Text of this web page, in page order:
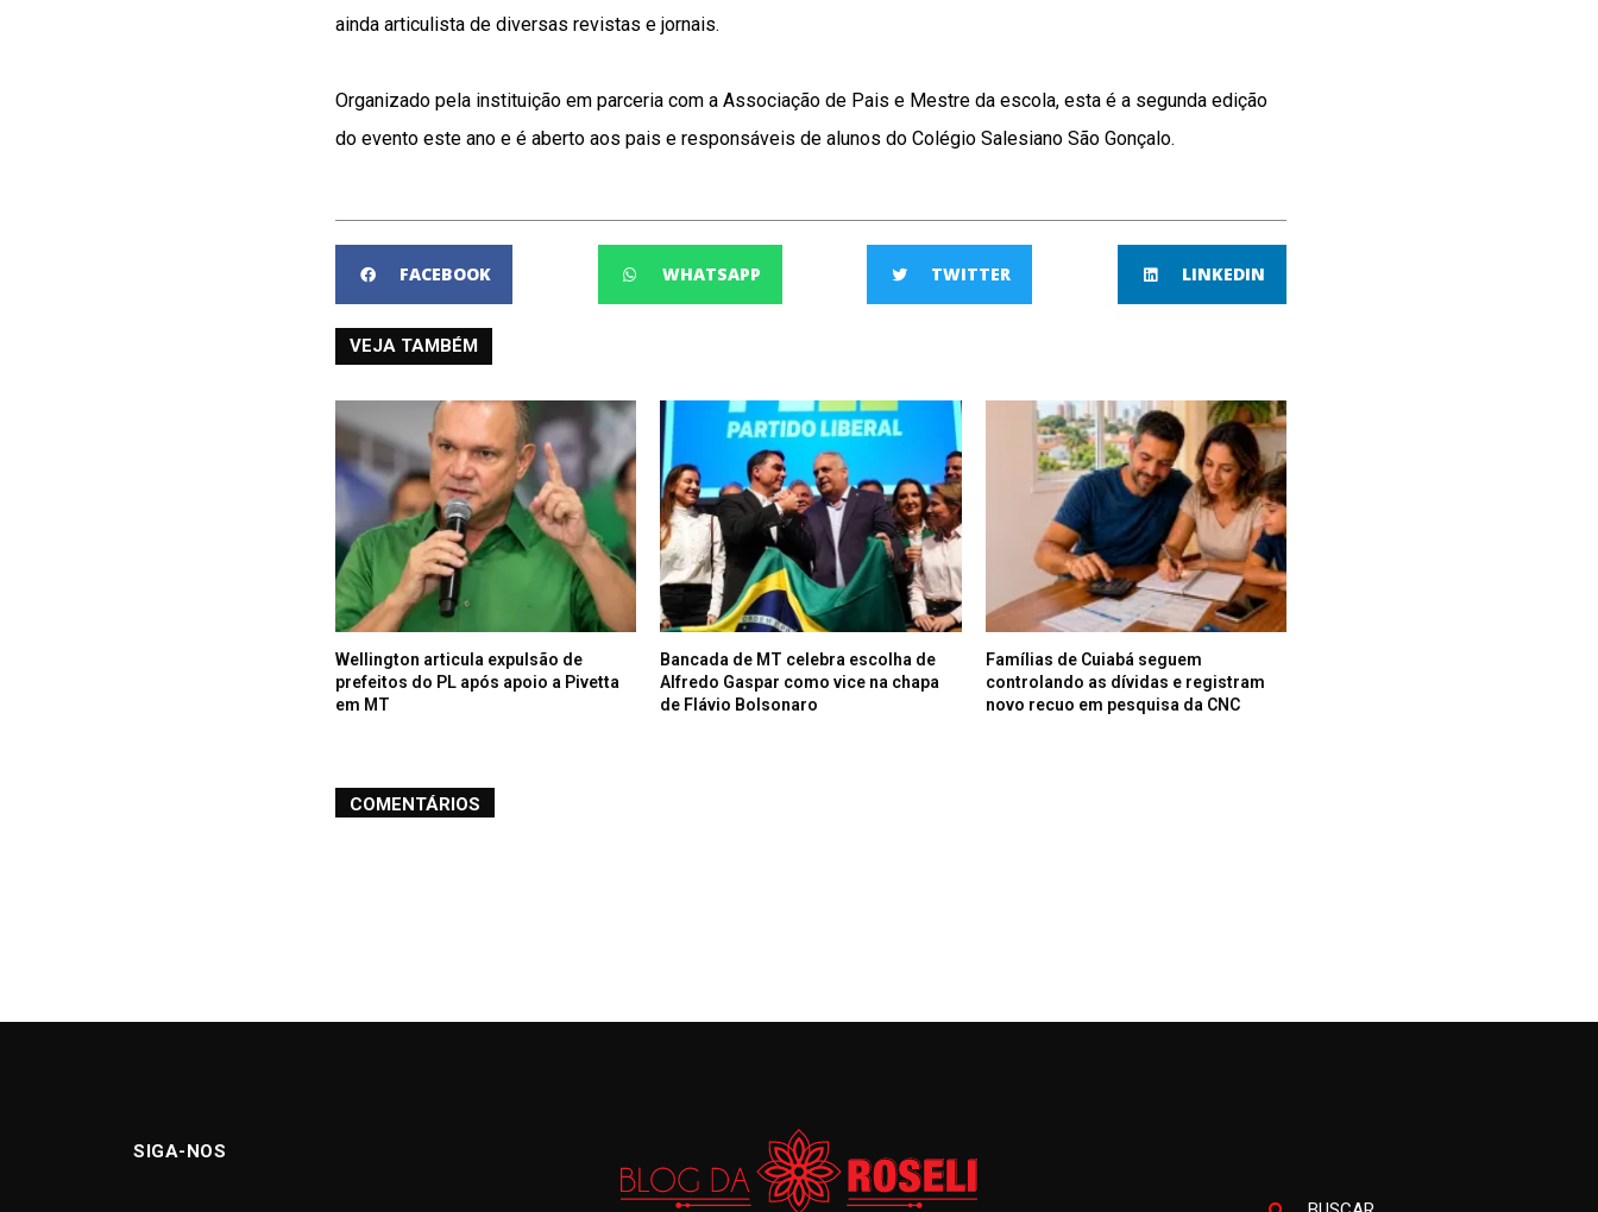
ainda articulista de diversas revistas e jornais.
Organizado pela instituição em parceria com a Associação de Pais e Mestre da escola, esta é a segunda edição
do evento este ano e é aberto aos pais e responsáveis de alunos do Colégio Salesiano São Gonçalo.
FACEBOOK WHATSAPP TWITTER LINKEDIN
VEJA TAMBÉM
Wellington articula expulsão de
prefeitos do PL após apoio a Pivetta
em MT
Bancada de MT celebra escolha de
Alfredo Gaspar como vice na chapa
de Flávio Bolsonaro
Famílias de Cuiabá seguem
controlando as dívidas e registram
novo recuo em pesquisa da CNC
COMENTÁRIOS
SIGA-NOS